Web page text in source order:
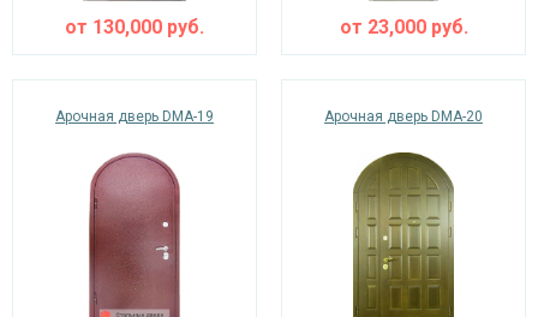
от 130,000 руб. от 23,000руб.
Арочная дверь DMA-19 Арочная дверь DMA-20